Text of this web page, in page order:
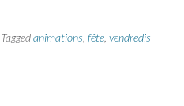
Taggedanimations fête vendredis